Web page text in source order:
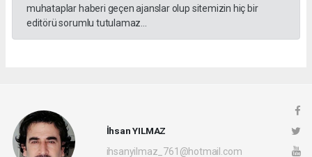
muhataplar haberi geçen ajanslar olup sitemizin hiç bir
editörü sorumlu tutulamaz...
İhsan YILMAZ
ihsanyilmaz_761@hotmail.com